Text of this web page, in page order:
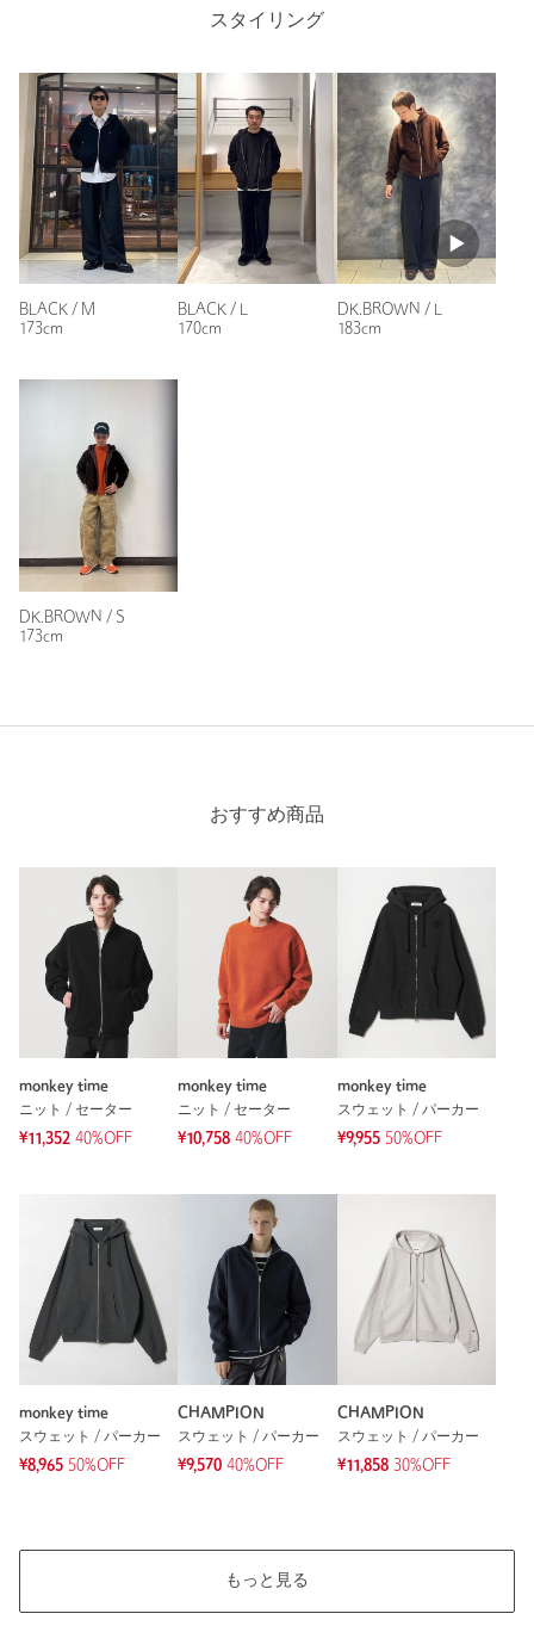
合は返金でのご対応といたします。
商品詳細
注文キャンセル 対象商品
返品 対象外商品 返品等について
裾上げ 対象外商品 裾上げについて
タイプ MEN
カテゴリー トップス スウェット / パーカー
商品番号
Length 64cm
S M L XL
スタイリング
BLACK / M
173cm
BLACK / L
170cm
DK.BROWN / L
183cm
DK.BROWN / S
173cm
おすすめ商品
monkey time
ニット / セーター
¥11,352 40%OFF
monkey time
ニット / セーター
¥10,758 40%OFF
monkey time
スウェット / パーカー
¥9,955 50%OFF
monkey time
スウェット / パーカー
¥8,965 50%OFF
CHAMPION
スウェット / パーカー
¥9,570 40%OFF
CHAMPION
スウェット / パーカー
¥11,858 30%OFF
もっと見る